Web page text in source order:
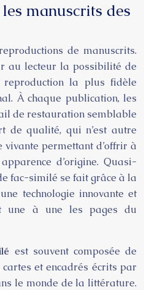
manuscrits des
de manuscrits.
au lecteur la possibilité de
la plus fidèle
À chaque publication, les
de restauration semblable
de qualité, qui n’est autre
permettant d’offrir à
d’origine. Quasi-
fac-similé se fait grâce à la
technologie innovante et
une à une les pages du
est souvent composée de
et encadrés écrits par
le monde de la littérature.